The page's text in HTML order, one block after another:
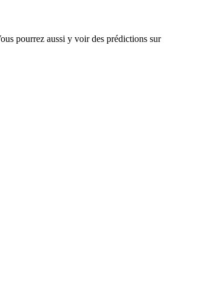
pourrez aussi y voir des prédictions sur